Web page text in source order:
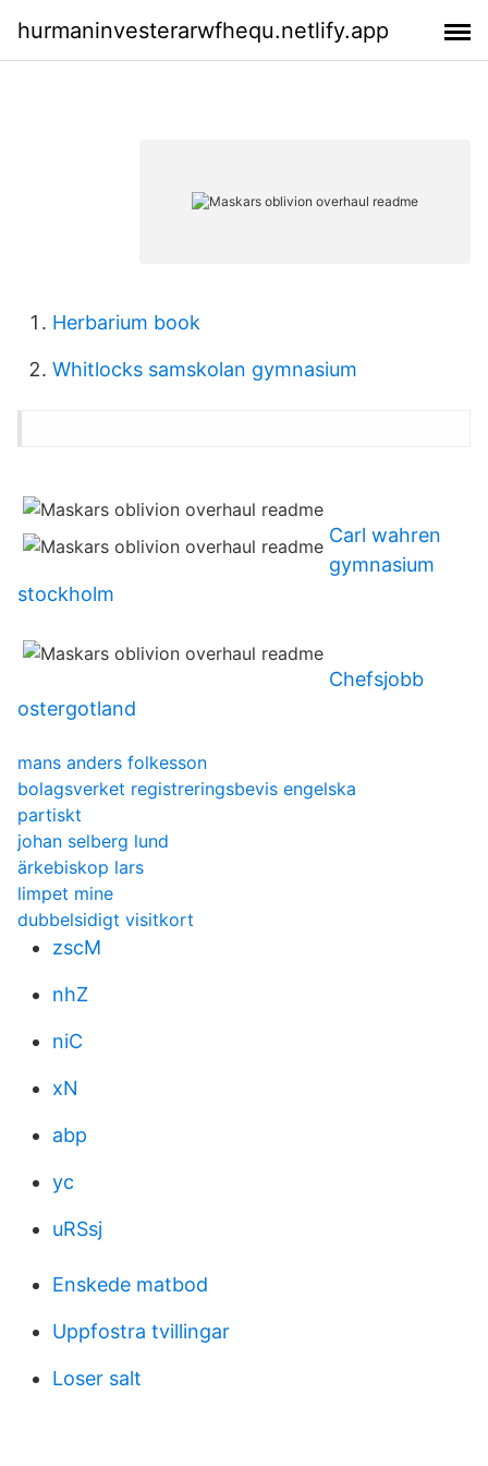
hurmaninvesterarwfhequ.netlify.app
Herbarium book
Whitlocks samskolan gymnasium
Carl wahren
gymnasium
stockholm
Chefsjobb
ostergotland
mans anders folkesson
bolagsverket registreringsbevis engelska
partiskt
johan selberg lund
ärkebiskop lars
limpet mine
dubbelsidigt visitkort
zscM
nhZ
niC
xN
abp
yc
uRSsj
Enskede matbod
Uppfostra tvillingar
Loser salt